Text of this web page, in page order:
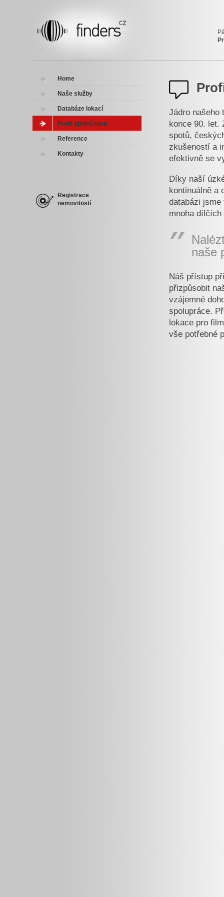
Home
Naše služby
Databáze lokací
Profil společnosti
Reference
Kontakty
Registrace
nemovitostí
Jádro našeho
konce 90. let.
spotů,
zkušeností a
efektivně se
Díky naší
kontinuálně a
databázi
mnoha
naše
Náš přístup
přizpůsobit
vzájemné
spolupráce.
lokace pro
vše potřebné